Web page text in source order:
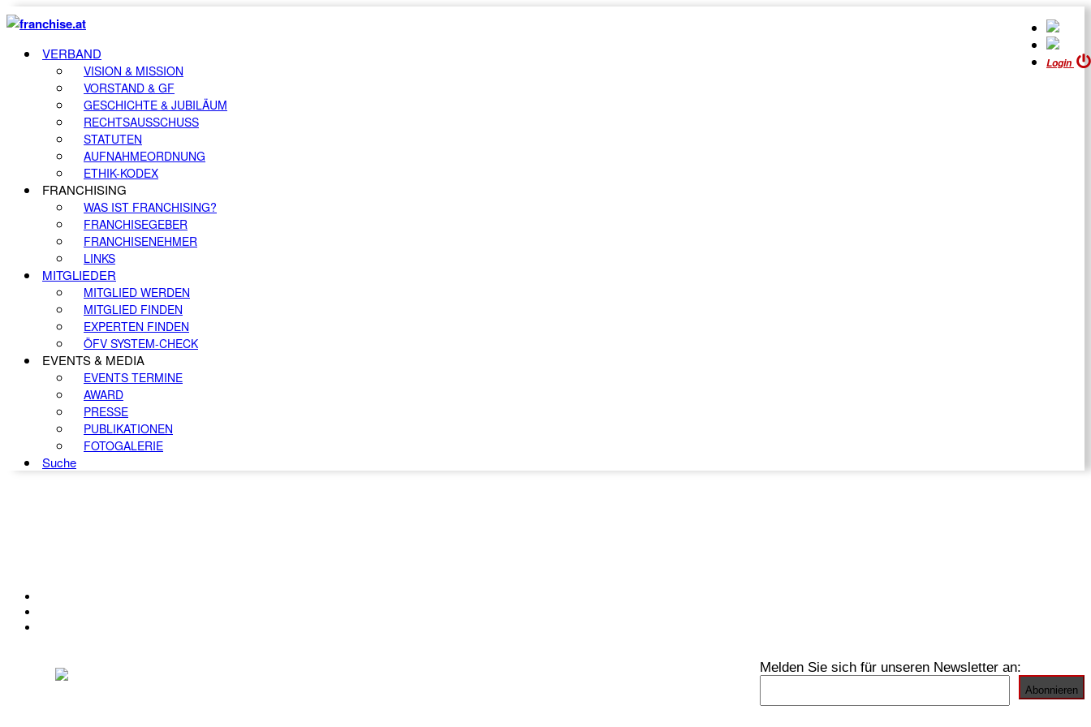
Login
VERBAND
VISION & MISSION
VORSTAND & GF
GESCHICHTE & JUBILÄUM
RECHTSAUSSCHUSS
STATUTEN
AUFNAHMEORDNUNG
ETHIK-KODEX
FRANCHISING
WAS IST FRANCHISING?
FRANCHISEGEBER
FRANCHISENEHMER
LINKS
MITGLIEDER
MITGLIED WERDEN
MITGLIED FINDEN
EXPERTEN FINDEN
ÖFV SYSTEM-CHECK
EVENTS & MEDIA
EVENTS TERMINE
AWARD
PRESSE
PUBLIKATIONEN
FOTOGALERIE
Suche
Melden Sie sich für unseren Newsletter an: